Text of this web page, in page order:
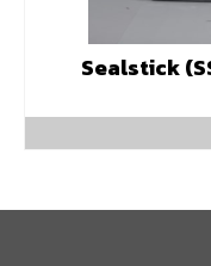
Sealstick